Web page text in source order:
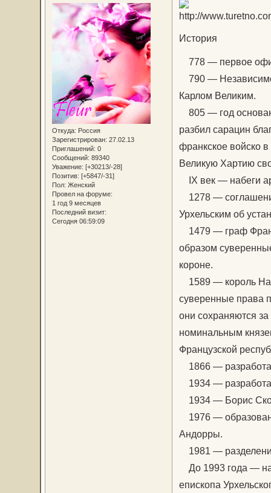
Откуда: Россия
Зарегистрирован: 27.02.13
Приглашений: 0
Сообщений: 89340
Уважение: [+30213/-28]
Позитив: [+5847/-31]
Пол: Женский
Провел на форуме:
1 год 9 месяцев
Последний визит:
Сегодня 06:59:09
История
778 — первое
790 —
Карлом Великим.
805 — год
разбил сарацин
франкское войско
Великую Хартию
IX век — набеги
1278 —
Урхельским об
1479 — граф
образом
короне.
1589 — король
суверенные права
они сохраняются
номинальным
Французской
1866 —
1934 —
1934 — Борис
1976 —
Андорры.
1981 —
До 1993 года —
епископа